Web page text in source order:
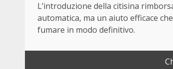
L’introduzione della citisina
automatica, ma un aiuto efficace
fumare in modo definitivo.